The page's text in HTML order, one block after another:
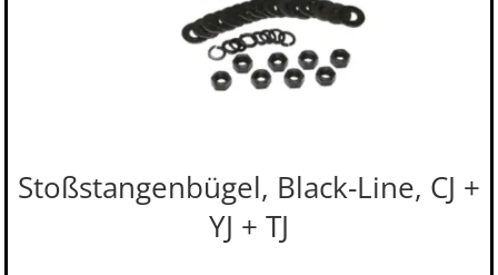
Stoßstangenbügel, Black-Line, CJ +
YJ + TJ